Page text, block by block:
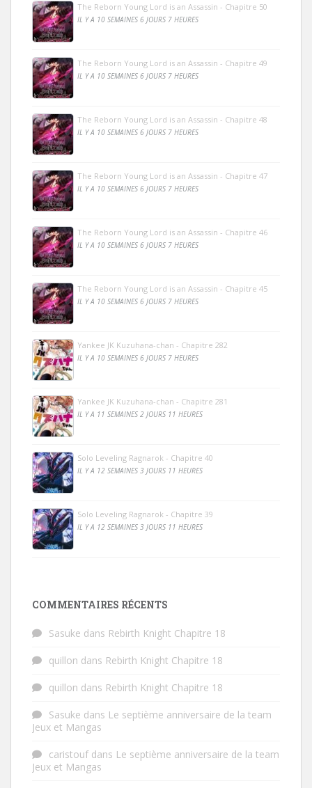
The Reborn Young Lord is an Assassin - Chapitre 50
IL Y A 10 SEMAINES 6 JOURS 7 HEURES
The Reborn Young Lord is an Assassin - Chapitre 49
IL Y A 10 SEMAINES 6 JOURS 7 HEURES
The Reborn Young Lord is an Assassin - Chapitre 48
IL Y A 10 SEMAINES 6 JOURS 7 HEURES
The Reborn Young Lord is an Assassin - Chapitre 47
IL Y A 10 SEMAINES 6 JOURS 7 HEURES
The Reborn Young Lord is an Assassin - Chapitre 46
IL Y A 10 SEMAINES 6 JOURS 7 HEURES
The Reborn Young Lord is an Assassin - Chapitre 45
IL Y A 10 SEMAINES 6 JOURS 7 HEURES
Yankee JK Kuzuhana-chan - Chapitre 282
IL Y A 10 SEMAINES 6 JOURS 7 HEURES
Yankee JK Kuzuhana-chan - Chapitre 281
IL Y A 11 SEMAINES 2 JOURS 11 HEURES
Solo Leveling Ragnarok - Chapitre 40
IL Y A 12 SEMAINES 3 JOURS 11 HEURES
Solo Leveling Ragnarok - Chapitre 39
IL Y A 12 SEMAINES 3 JOURS 11 HEURES
COMMENTAIRES RÉCENTS
Sasuke dans Rebirth Knight Chapitre 18
quillon dans Rebirth Knight Chapitre 18
quillon dans Rebirth Knight Chapitre 18
Sasuke dans Le septième anniversaire de la team
Jeux et Mangas
caristoufdans Le septième anniversaire de la team
Jeux et Mangas